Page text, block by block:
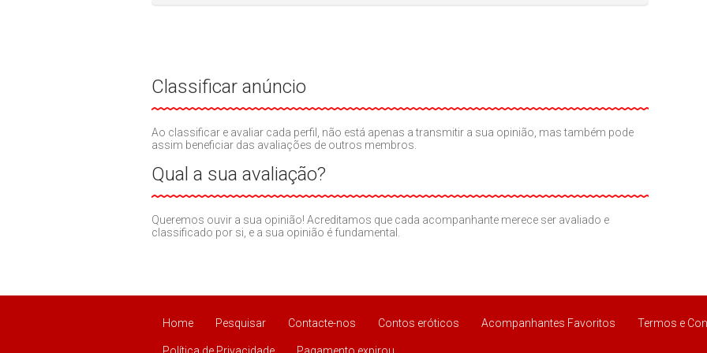
Classificar anúncio
Ao classificar e avaliar cada perfil, não está apenas a transmitir a sua opinião, mas também pode
assim beneficiar das avaliações de outros membros.
Qual a sua avaliação?
Queremos ouvir a sua opinião! Acreditamos que cada acompanhante merece ser avaliado e
classificado por si, e a sua opinião é fundamental.
Home Pesquisar Contacte-nos Contos eróticos Acompanhantes Favoritos Termos e